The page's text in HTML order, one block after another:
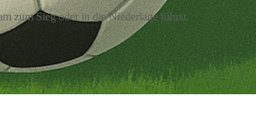
zum Sieg oder in die Niederlage führst.